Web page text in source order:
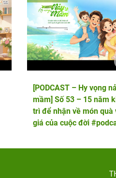
[PODCAST – Hy vọng
mầm] Số 53 – 15 năm
trì để nhận về món quà
giá của cuộc đời